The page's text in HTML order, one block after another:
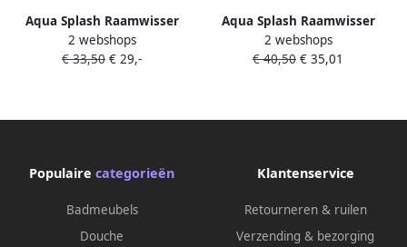
Aqua Splash Raamwisser
Boss & Wessing Talpa
Messing Chroom 25 cm
2 webshops
€ 33,50 € 29,-
Aqua Splash Raamwisser
Boss & Wessing Nero
Messing Mat Zwart 25 cm
2 webshops
€ 40,50 € 35,01
Populaire categorieën
Badmeubels
Douche
Klantenservice
Retourneren & ruilen
Verzending & bezorging